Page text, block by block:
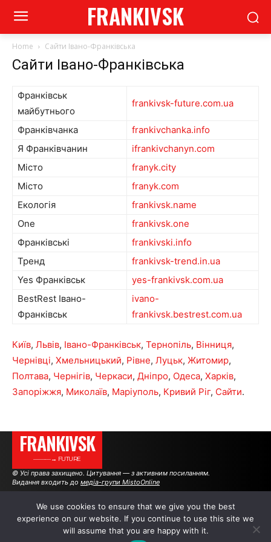
FRANKIVSK
Home Сайти Івано-Франківська
Сайти Івано-Франківська
Франківськ
майбутнього
frankivsk-future.com.ua
Франківчанка
frankivchanka.info
Я Франківчанин
ifrankivchanyn.com
Місто
franyk.city
Місто
franyk.com
Екологія
frankivsk.name
One
frankivsk.one
Франківські
frankivski.info
Тренд
frankivsk-trend.in.ua
Yes Франківськ
yes-frankivsk.com.ua
BestRest Івано-
Франківськ
ivano-
frankivsk.bestrest.com.ua
Київ, Львів, Івано-Франківськ, Тернопіль, Вінниця,
Чернівці, Хмельницький, Рівне, Луцьк, Житомир,
Полтава, Чернігів, Черкаси, Дніпро, Одеса, Харків,
Запоріжжя, Миколаїв, Маріуполь, Кривий Ріг, Сайти.
FRANKIVSK
———→ FUTURE
© Усі права захищено. Цитування — з активним посиланням.
Видання входить до медіа-групи MistoOnline
АВТОРИ РЕКЛАМА НА САЙТІ
We use cookies to ensure that we give you the best
experience on our website. If you continue to use this site we
will assume that you are happy with it.